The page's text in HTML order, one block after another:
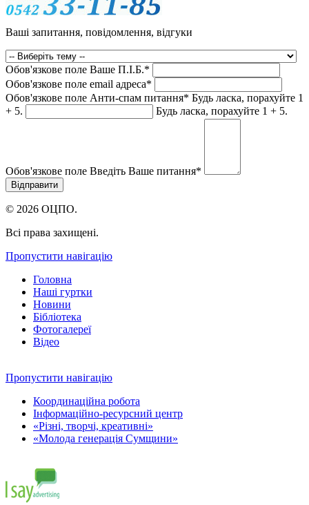
Ваші запитання, повідомлення, відгуки
Обов'язкове поле Ваше П.I.Б.*
Обов'язкове поле email адреса*
Обов'язкове поле Анти-спам питання* Будь ласка, порахуйте 1
+ 5.
Будь ласка, порахуйте 1 + 5.
Обов'язкове поле Введіть Ваше питання*
© 2026 ОЦПО.
Всі права захищені.
Пропустити навігацію
Головна
Наші гуртки
Новини
Бібліотека
Фотогалереї
Відео
Пропустити навігацію
Координаційна робота
Інформаційно-ресурсний центр
«Різні, творчі, креативні»
«Молода генерація Сумщини»